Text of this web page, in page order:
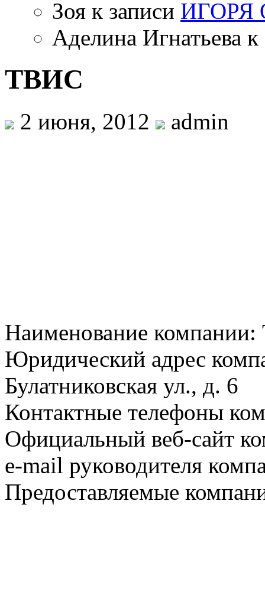
Зоя к записи ИГОРЯ
Аделина Игнатьева к
ТВИС
2 июня, 2012 admin
Наименование
Юридический адрес
Булатниковская ул., д. 6
Контактные телефоны
Официальный веб-сайт
e-mail руководителя
Предоставляемые